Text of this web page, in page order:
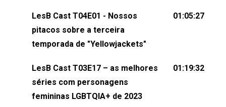
(⁠⁠⁠⁠⁠⁠@KarolenPassos⁠⁠⁠⁠⁠⁠)Participação de Bruna Fentanes
(⁠⁠⁠⁠@brunarfentanes⁠⁠⁠⁠) e Pollyelly FlorêncioEdição de
Naiady Machado
LesB Cast T04E01 - Nossos
pitacos sobre a terceira
temporada de "Yellowjackets"
01:05:27
LesB Cast T03E17 – as melhores
séries com personagens
femininas LGBTQIA+ de 2023
01:19:32